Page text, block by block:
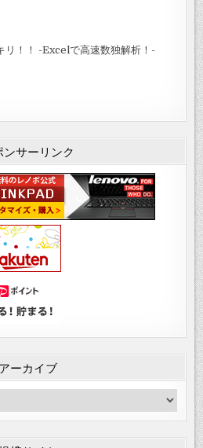
リ！！ -Excelで高速数独解析！-
ンサーリンク
アーカイブ